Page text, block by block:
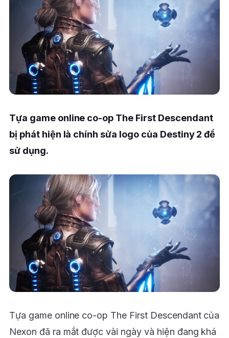
Tựa game online co-op The First Descendant
bị phát hiện là chính sửa logo của Destiny 2 để
sử dụng.
Tựa game online co-op The First Descendant của
Nexon đã ra mắt được vài ngày và hiện đang khá